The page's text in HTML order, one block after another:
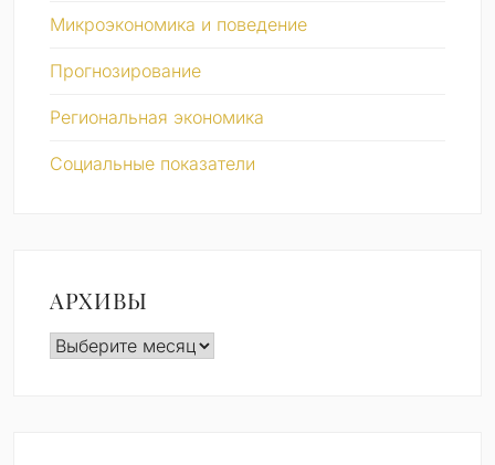
Микроэкономика и поведение
Прогнозирование
Региональная экономика
Социальные показатели
АРХИВЫ
Архивы